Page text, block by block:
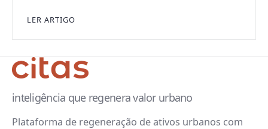
LER ARTIGO
inteligência que regenera valor urbano
Plataforma de regeneração de ativos urbanos com